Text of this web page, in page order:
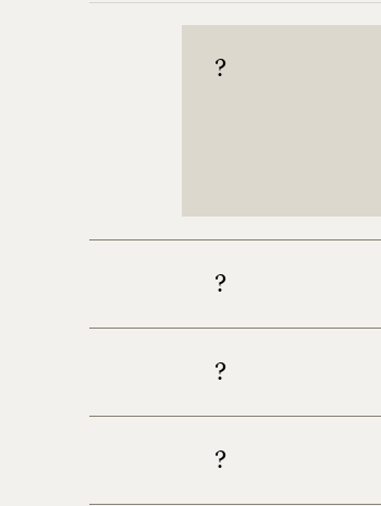
?
?
?
?